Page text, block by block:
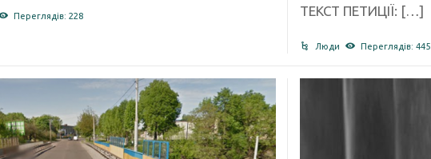
Переглядів: 228
ТЕКСТ ПЕТИЦІЇ: […]
Люди Переглядів: 445